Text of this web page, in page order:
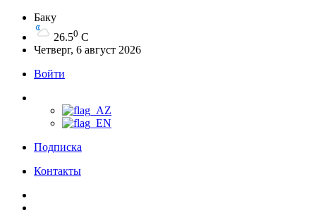
Баку
26.50 C
Четверг, 6 август 2026
Войти
Подписка
Контакты